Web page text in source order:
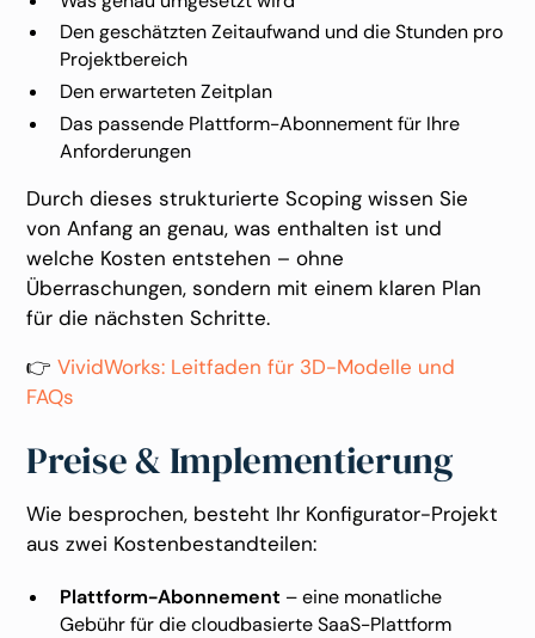
Den geschätzten Zeitaufwand und die Stunden pro
Projektbereich
Den erwarteten Zeitplan
Das passende Plattform-Abonnement für Ihre
Anforderungen
Durch dieses strukturierte Scoping wissen Sie
von Anfang an genau, was enthalten ist und
welche Kosten entstehen – ohne
Überraschungen, sondern mit einem klaren Plan
für die nächsten Schritte.
👉VividWorks: Leitfaden für 3D-Modelle und
FAQs
Preise & Implementierung
Wie besprochen, besteht Ihr Konfigurator-Projekt
aus zwei Kostenbestandteilen:
Plattform-Abonnement – eine monatliche
Gebühr für die cloudbasierte SaaS-Plattform